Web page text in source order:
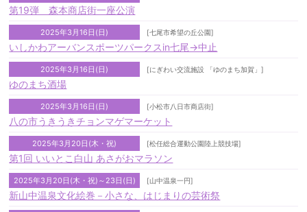
第19弾 森本商店街一座公演
2025年3月16日(日) [七尾市希望の丘公園]
いしかわアーバンスポーツパークスin七尾→中止
2025年3月16日(日) [にぎわい交流施設 「ゆのまち加賀」]
ゆのまち酒場
2025年3月16日(日) [小松市八日市商店街]
八の市うきうきチョンマゲマーケット
2025年3月20日(木・祝) [松任総合運動公園陸上競技場]
第1回 いいとこ白山 あさがおマラソン
2025年3月20日(木・祝)～23日(日) [山中温泉一円]
新山中温泉文化絵巻－小さな、はじまりの芸術祭